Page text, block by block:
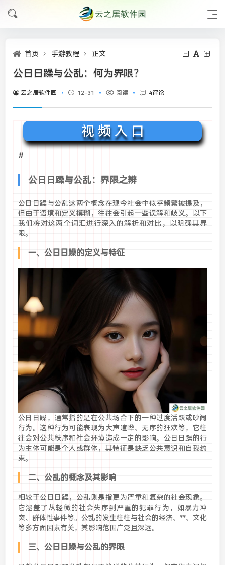
首页 手游教程 正文
公日日躁与公乱：何为界限？
云之居软件园 12-31 阅读 4评论
视 频 入 口
#
公日日躁与公乱：界限之辨
公日日躁与公乱这两个概念在现今社会中似乎频繁被提及，
但由于语境和定义模糊，往往会引起一些误解和歧义。以下
我们将对这两个词汇进行深入的解析和对比，以明确其界
限。
一、公日日躁的定义与特征
公日日躁，通常指的是在公共场合下的一种过度活跃或吵闹
行为。这种行为可能表现为大声喧哗、无序的狂欢等，它往
往会对公共秩序和社会环境造成一定的影响。公日日躁的行
为主体可能是个人或群体，其特征是缺乏公共意识和自我约
束。
二、公乱的概念及其影响
相较于公日日躁，公乱则是指更为严重和复杂的社会现象。
它涵盖了从轻微的社会失序到严重的犯罪行为，如暴力冲
突、群体性事件等。公乱的发生往往与社会的经济、**、文化
等多方面因素有关，其影响范围广泛且深远。
三、公日日躁与公乱的界限